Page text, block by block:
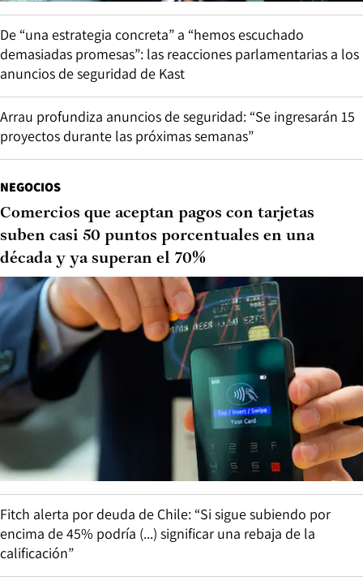
De “una estrategia concreta” a “hemos escuchado
demasiadas promesas”: las reacciones parlamentarias a los
anuncios de seguridad de Kast
Arrau profundiza anuncios de seguridad: “Se ingresarán 15
proyectos durante las próximas semanas”
NEGOCIOS
Comercios que aceptan pagos con tarjetas
suben casi 50 puntos porcentuales en una
década y ya superan el 70%
Fitch alerta por deuda de Chile: “Si sigue subiendo por
encima de 45% podría (...) significar una rebaja de la
calificación”